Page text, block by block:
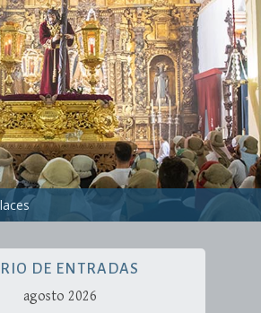
DE ENTRADAS
agosto 2026